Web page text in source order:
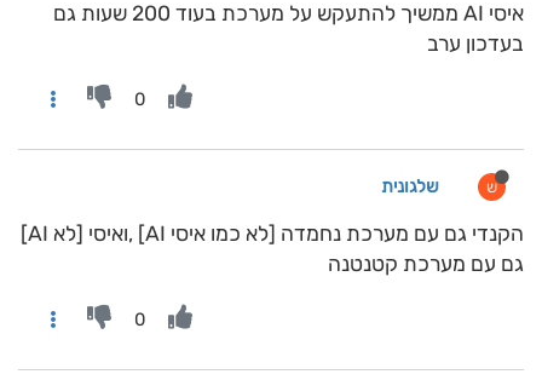
איסי AI ממשיך להתעקש על מערכת בעוד 200 שעות גם
בעדכון ערב
0
ש שלגונית
הקנדי גם עם מערכת נחמדה [לא כמו איסי AI] ,ואיסי [לא AI]
גם עם מערכת קטנטנה
0